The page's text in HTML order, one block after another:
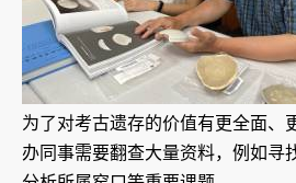
为了对考古遗存的价值有更全面、
办同事需要翻查大量资料，例如寻